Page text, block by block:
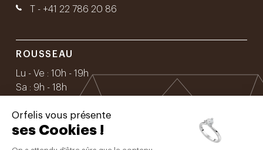
T - +41 22 786 20 86
ROUSSEAU
Lu - Ve : 10h - 19h
Sa : 9h - 18h
Rue Rousseau 16,
1201 Genève
Orfelis vous présente
ses Cookies !